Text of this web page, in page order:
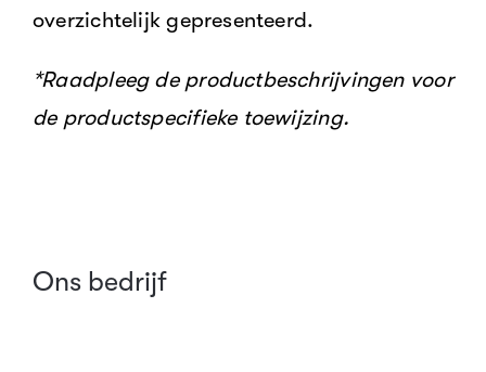
overzichtelijk gepresenteerd.
*Raadpleeg de productbeschrijvingen voor
de productspecifieke toewijzing.
Ons bedrijf